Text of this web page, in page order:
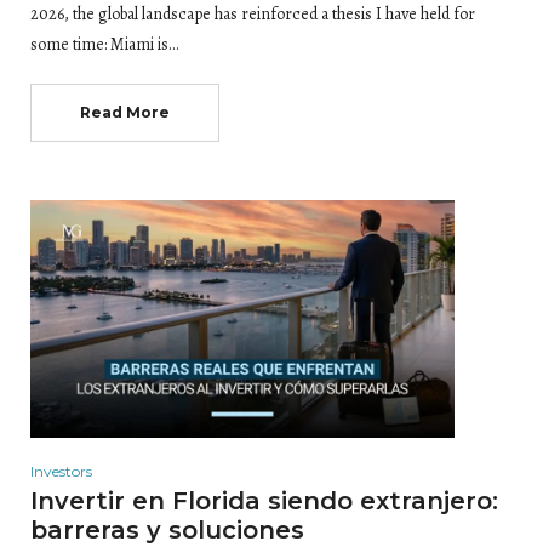
2026, the global landscape has reinforced a thesis I have held for
some time: Miami is…
Read More
Investors
Invertir en Florida siendo extranjero:
barreras y soluciones